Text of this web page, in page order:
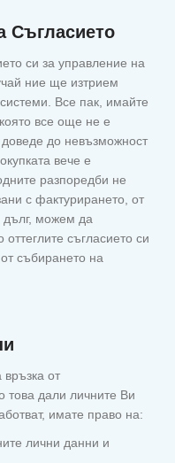
Съгласието
си за управление на
ние ще изтрием
Все пак, имайте
все още не е
до невъзможност
вече е
разпоредби не
с фактурирането, от
дълг, можем да
съгласието си
събирането на
от
това дали личните Ви
имате право на:
лични данни и